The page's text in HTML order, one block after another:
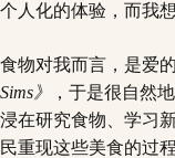
个人化的体验，而我
食物对我而言，是爱
Sims》
，于是很自然
浸在研究食物、学习
民重现这些美食的过